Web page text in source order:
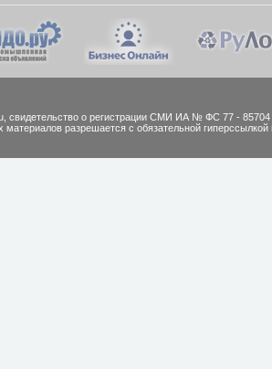
cвидетельство о регистрации СМИ ИА № ФС 77 - 85704
материалов разрешается с обязательной гиперссылкой